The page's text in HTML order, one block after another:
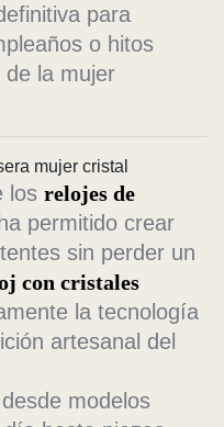
para
o hitos
de la mujer
mujer cristal
los relojes de
permitido crear
sin perder un
con cristales
la tecnología
artesanal del
modelos